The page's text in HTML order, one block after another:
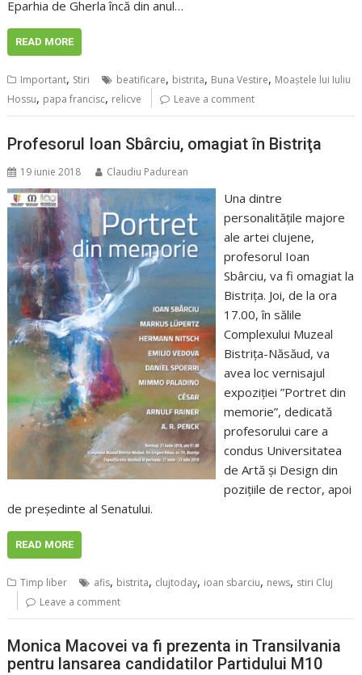
Eparhia de Gherla încă din anul…
READ MORE
Important, Stiri beatificare, bistrita, Buna Vestire, Moaștele lui Iuliu
Hossu, papa francisc, relicve Leave a comment
Profesorul Ioan Sbârciu, omagiat în Bistriţa
19 iunie 2018 Claudiu Padurean
Una dintre
personalităţile majore
ale artei clujene,
profesorul Ioan
Sbârciu, va fi omagiat la
Bistriţa. Joi, de la ora
17.00, în sălile
Complexului Muzeal
Bistriţa-Năsăud, va
avea loc vernisajul
expoziţiei ”Portret din
memorie”, dedicată
profesorului care a
condus Universitatea
de Artă şi Design din
poziţiile de rector, apoi
de preşedinte al Senatului.
READ MORE
Timp liber afis, bistrita, clujtoday, ioan sbarciu, news, stiri Cluj
Leave a comment
Monica Macovei va fi prezenta in Transilvania
pentru lansarea candidatilor Partidului M10